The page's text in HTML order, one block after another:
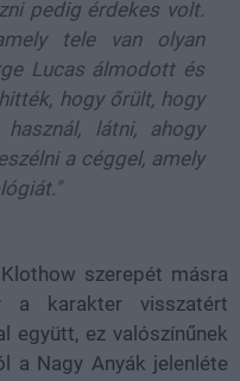
pedig érdekes volt.
tele van olyan
Lucas álmodott és
hogy őrült, hogy
látni, ahogy
a céggel, amely
szerepét másra
a karakter visszatért
együtt, ez valószínűnek
a Nagy Anyák jelenléte